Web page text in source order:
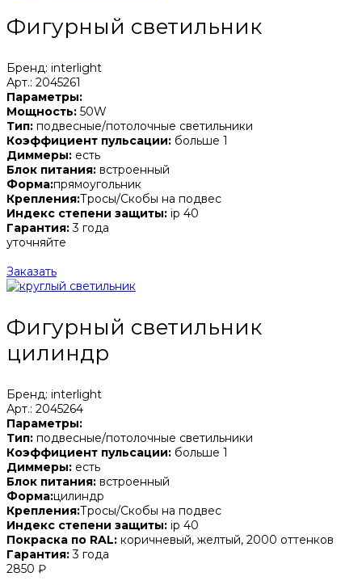
Фигурный светильник
Бренд: interlight
Арт.: 2045261
Параметры:
Мощность: 50W
Тип: подвесные/потолочные светильники
Коэффициент пульсации: больше 1
Диммеры: есть
Блок питания: встроенный
Форма:прямоугольник
Крепления:Тросы/Скобы на подвес
Индекс степени защиты: ip 40
Гарантия:3 года
уточняйте
Заказать
Фигурный светильник
цилиндр
Бренд: interlight
Арт.: 2045264
Параметры:
Тип: подвесные/потолочные светильники
Коэффициент пульсации: больше 1
Диммеры: есть
Блок питания: встроенный
Форма:цилиндр
Крепления:Тросы/Скобы на подвес
Индекс степени защиты: ip 40
Покраска по RAL: коричневый, желтый, 2000 оттенков
Гарантия:3 года
2850 ₽